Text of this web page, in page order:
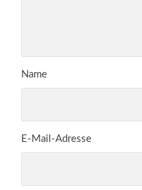
Name
E-Mail-Adresse